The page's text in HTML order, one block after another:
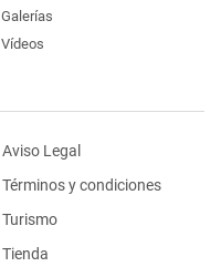
Galerías
Vídeos
Aviso Legal
Términos y condiciones
Turismo
Tienda